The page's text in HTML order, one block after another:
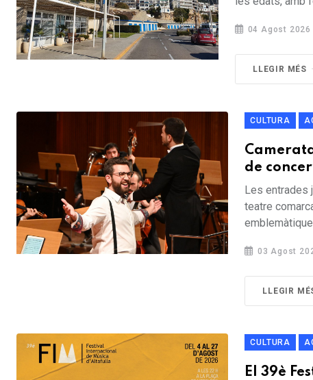
04 Agost 2026
LLEGIR MÉS
CULTURA
de
Les entrades
teatre
03 Agost
LLEGIR
CULTURA
El 39è